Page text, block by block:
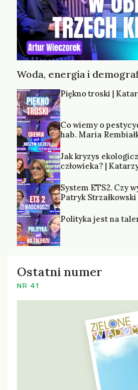
Woda, energia i
Piękno troski |
Co wiemy o
hab. Maria
Jak kryzys
człowieka? |
System ETS2. Czy
Patryk Strzałkowski
Polityka jest na
Ostatni numer
NR 41